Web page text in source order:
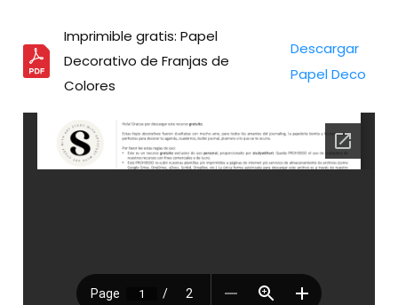
Imprimible gratis: Papel
Decorativo de Franjas de
Colores
Descargar
Papel Deco